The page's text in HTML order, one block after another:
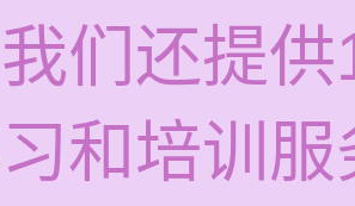
们还提
和培训服